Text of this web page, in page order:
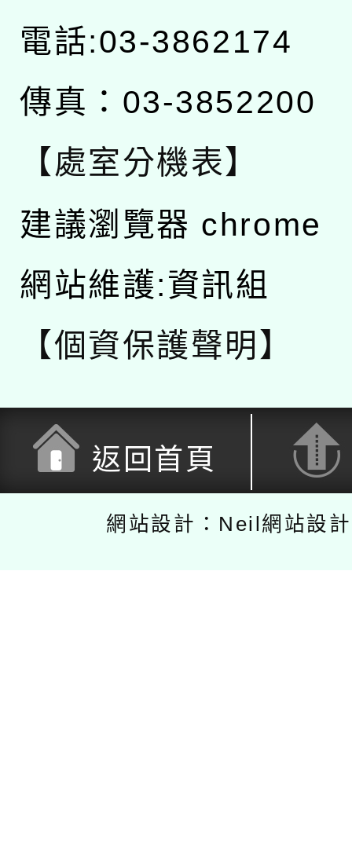
電話:03-3862174
傳真：03-3852200
【處室分機表】
建議瀏覽器 chrome
網站維護:資訊組
【個資保護聲明】
返回首頁
網站設計：Neil網站設